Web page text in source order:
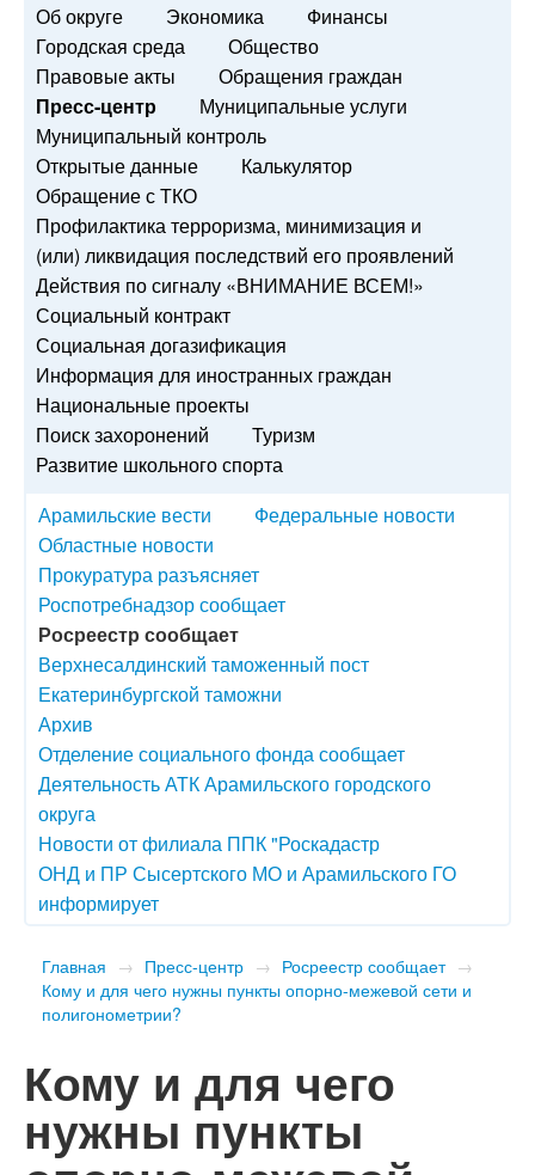
Об округе Экономика
Финансы
Городская среда
Общество
Правовые акты
Обращения граждан
Пресс-центр
Муниципальные услуги
Муниципальный контроль
Открытые данные
Калькулятор
Обращение с ТКО
Профилактика терроризма, минимизация и
(или) ликвидация последствий его проявлений
Действия по сигналу «ВНИМАНИЕ ВСЕМ!»
Социальный контракт
Социальная догазификация
Информация для иностранных граждан
Национальные проекты
Поиск захоронений
Туризм
Развитие школьного спорта
Арамильские вести
Федеральные новости
Областные новости
Прокуратура разъясняет
Роспотребнадзор сообщает
Росреестр сообщает
Верхнесалдинский таможенный пост
Екатеринбургской таможни
Архив
Отделение социального фонда сообщает
Деятельность АТК Арамильского городского
округа
Новости от филиала ППК "Роскадастр
ОНД и ПР Сысертского МО и Арамильского ГО
информирует
Главная → Пресс-центр → Росреестр сообщает →
Кому и для чего нужны пункты опорно-межевой сети и
полигонометрии?
Кому и для чего
нужны пункты